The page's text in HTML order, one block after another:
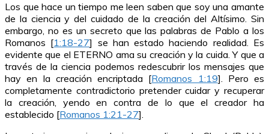
Los que hace un tiempo me leen saben que soy una amante
de la ciencia y del cuidado de la creación del Altísimo. Sin
embargo, no es un secreto que las palabras de Pablo a los
Romanos [1:18-27] se han estado haciendo realidad. Es
evidente que el ETERNO ama su creación y la cuida. Y que a
través de la ciencia podemos redescubrir los mensajes que
hay en la creación encriptada [Romanos 1:19]. Pero es
completamente contradictorio pretender cuidar y recuperar
la creación, yendo en contra de lo que el creador ha
establecido [Romanos 1:21-27].